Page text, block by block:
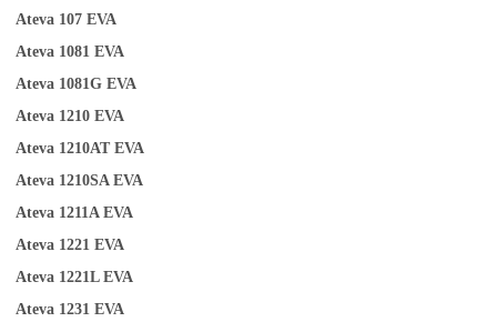
Ateva 107 EVA
Ateva 1081 EVA
Ateva 1081G EVA
Ateva 1210 EVA
Ateva 1210AT EVA
Ateva 1210SA EVA
Ateva 1211A EVA
Ateva 1221 EVA
Ateva 1221L EVA
Ateva 1231 EVA